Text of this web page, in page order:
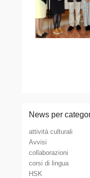
News per
attività culturali
Avvisi
collaborazioni
corsi di lingua
HSK